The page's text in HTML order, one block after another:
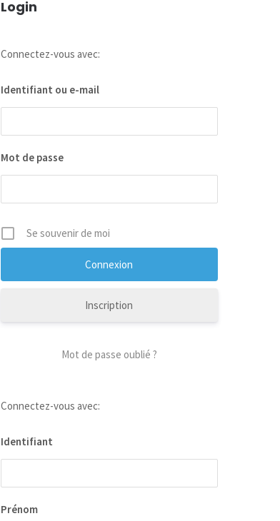
Login
Connectez-vous avec:
Identifiant ou e-mail
Mot de passe
Se souvenir de moi
Inscription
Mot de passe oublié ?
Connectez-vous avec:
Identifiant
Prénom